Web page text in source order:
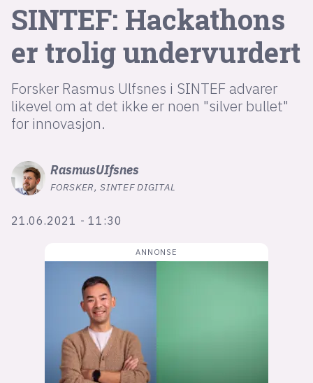
SINTEF: Hackathons
er trolig undervurdert
Forsker Rasmus Ulfsnes i SINTEF advarer
likevel om at det ikke er noen "silver bullet"
for innovasjon.
RasmusUIfsnes
FORSKER, SINTEF DIGITAL
21.06.2021 - 11:30
lys modus
nyhetsbrev
kode24-klubben
LinkedIn
Bluesky
annonseguide
suksesshistorier
Bli firmapartner